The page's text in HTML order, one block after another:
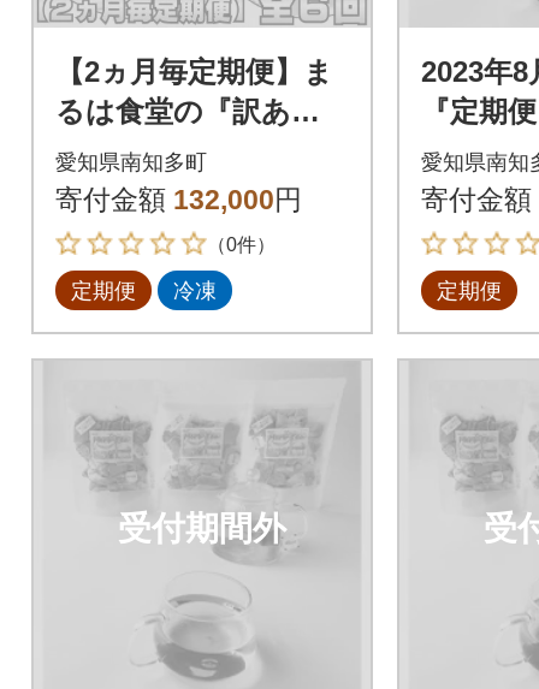
【2ヵ月毎定期便】ま
るは食堂の『訳あ
り』エビフライ8本と
『おまかせ』魚フラ
イセット全6回
愛知県南知多町
寄付金額 132,000円
（0件）
定期便 冷凍
2023年8
『定期
ハーブ
せセッ
袋)全12
愛知県南知
寄付金額
定期便
受付期間外 受